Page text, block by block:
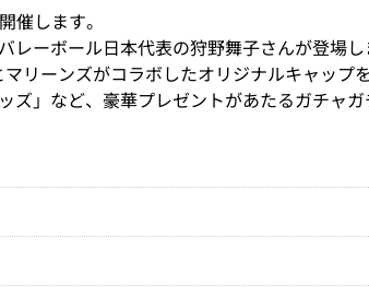
催します。
ーボール日本代表の狩野舞子さんが登場し
リーンズがコラボしたオリジナルキャップ
」など、豪華プレゼントがあたるガチャ